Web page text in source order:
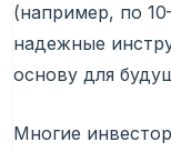
(например, по
надежные
основу для
Многие